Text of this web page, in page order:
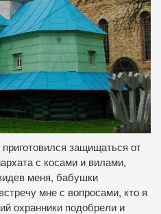
защищаться от
с косами и вилами,
меня, бабушки
мне с вопросами, кто я
охранники подобрели и